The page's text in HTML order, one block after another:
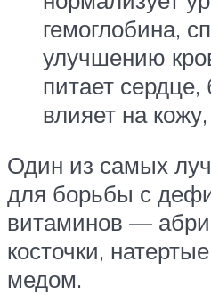
гемоглобина,
улучшению
питает сердце,
влияет на
Один из самых
для борьбы с
витаминов —
косточки,
медом.